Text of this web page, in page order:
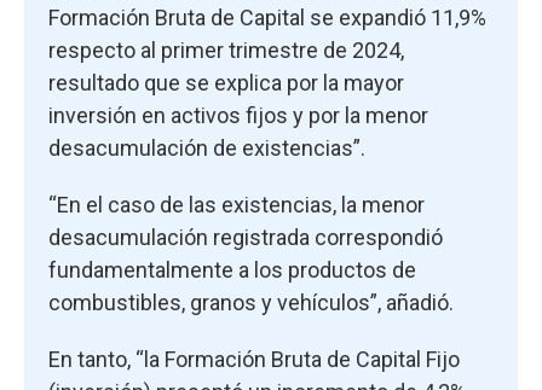
Formación Bruta de Capital se expandió 11,9%
respecto al primer trimestre de 2024,
resultado que se explica por la mayor
inversión en activos fijos y por la menor
desacumulación de existencias”.
“En el caso de las existencias, la menor
desacumulación registrada correspondió
fundamentalmente a los productos de
combustibles, granos y vehículos”, añadió.
En tanto, “la Formación Bruta de Capital Fijo